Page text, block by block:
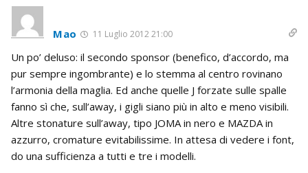
Mao 11 Luglio 2012 21:00
Un po’ deluso: il secondo sponsor (benefico, d’accordo, ma
pur sempre ingombrante) e lo stemma al centro rovinano
l’armonia della maglia. Ed anche quelle J forzate sulle spalle
fanno sì che, sull’away, i gigli siano più in alto e meno visibili.
Altre stonature sull’away, tipo JOMA in nero e MAZDA in
azzurro, cromature evitabilissime. In attesa di vedere i font,
do una sufficienza a tutti e tre i modelli.